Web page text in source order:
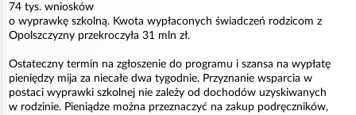
74 tys. wniosków
o wyprawkę szkolną. Kwota wypłaconych świadczeń rodzicom z
Opolszczyzny przekroczyła 31 mln zł.
Ostateczny termin na zgłoszenie do programu i szansa na wypłatę
pieniędzy mija za niecałe dwa tygodnie. Przyznanie wsparcia w
postaci wyprawki szkolnej nie zależy od dochodów uzyskiwanych
w rodzinie. Pieniądze można przeznaczyć na zakup podręczników,